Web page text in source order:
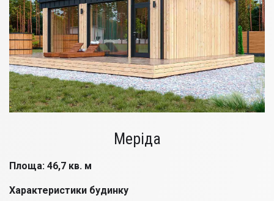
Меріда
Площа: 46,7 кв. м
Характеристики будинку